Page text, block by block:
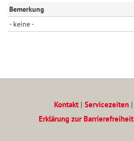
Bemerkung
- keine -
Kontakt | Servicezeiten |
Erklärung zur Barrierefreiheit